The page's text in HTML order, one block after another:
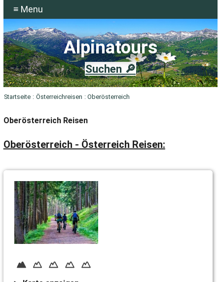
≡ Menu
Suchen 🔎
Alpinatours
Startseite : Österreichreisen : Oberösterreich
Oberösterreich Reisen
Oberösterreich - Österreich Reisen: